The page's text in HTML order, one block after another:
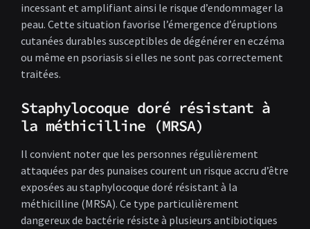
incessant et amplifiant ainsi le risque d’endommager la
peau. Cette situation favorise l’émergence d’éruptions
cutanées durables susceptibles de dégénérer en eczéma
ou même en psoriasis si elles ne sont pas correctement
traitées.
Staphylocoque doré résistant à
la méthicilline (MRSA)
Il convient noter que les personnes régulièrement
attaquées par des punaises courent un risque accru d’être
exposées au staphylocoque doré résistant à la
méthicilline (MRSA). Ce type particulièrement
dangereux de bactérie résiste à plusieurs antibiotiques